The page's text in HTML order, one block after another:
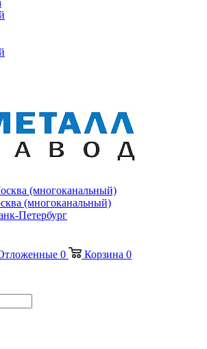
(многоканальный)
(многоканальный)
Петербург
0 Корзина 0